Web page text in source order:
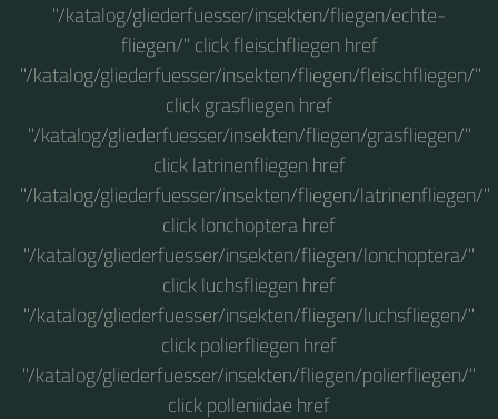
"/katalog/gliederfuesser/insekten/fliegen/echte-
fliegen/" click fleischfliegen href
"/katalog/gliederfuesser/insekten/fliegen/fleischfliegen/"
click grasfliegen href
"/katalog/gliederfuesser/insekten/fliegen/grasfliegen/"
click latrinenfliegen href
"/katalog/gliederfuesser/insekten/fliegen/latrinenfliegen/"
click lonchoptera href
"/katalog/gliederfuesser/insekten/fliegen/lonchoptera/"
click luchsfliegen href
"/katalog/gliederfuesser/insekten/fliegen/luchsfliegen/"
click polierfliegen href
"/katalog/gliederfuesser/insekten/fliegen/polierfliegen/"
click polleniidae href